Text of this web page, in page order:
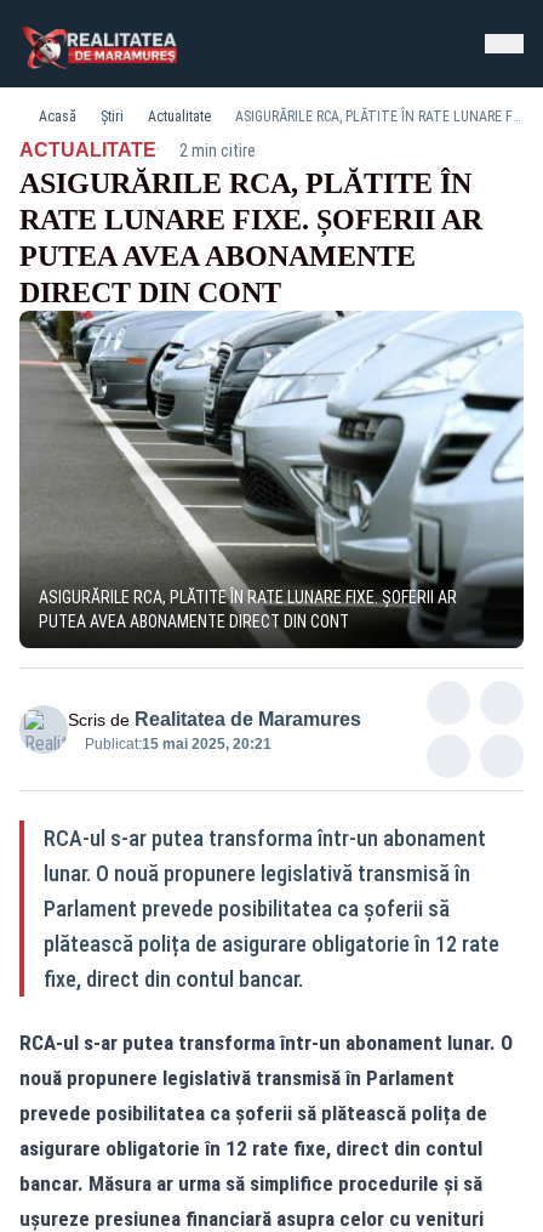
Acasă Știri Actualitate ASIGURĂRILE RCA, PLĂTITE ÎN RATE LUNARE FIXE. ȘOFERII AR PUTEA AVEA ABONAMENTE DIRECT DIN CONT
ACTUALITATE· 2 min citire
ASIGURĂRILE RCA, PLĂTITE ÎN
RATE LUNARE FIXE. ȘOFERII AR
PUTEA AVEA ABONAMENTE
DIRECT DIN CONT
ASIGURĂRILE RCA, PLĂTITE ÎN RATE LUNARE FIXE. ȘOFERII AR
PUTEA AVEA ABONAMENTE DIRECT DIN CONT
Scris de Realitatea de Maramures
Publicat:15 mai 2025, 20:21
RCA-ul s-ar putea transforma într-un abonament
lunar. O nouă propunere legislativă transmisă în
Parlament prevede posibilitatea ca șoferii să
plătească polița de asigurare obligatorie în 12 rate
fixe, direct din contul bancar.
RCA-ul s-ar putea transforma într-un abonament lunar. O
nouă propunere legislativă transmisă în Parlament
prevede posibilitatea ca șoferii să plătească polița de
asigurare obligatorie în 12 rate fixe, direct din contul
bancar. Măsura ar urma să simplifice procedurile și să
ușureze presiunea financiară asupra celor cu venituri